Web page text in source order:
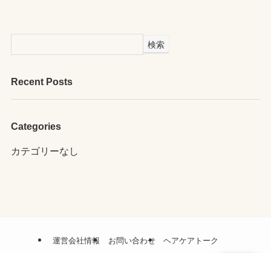
検索
Recent Posts
Categories
カテゴリーなし
運営会社情報 お問い合わせ
ヘアケアトーク